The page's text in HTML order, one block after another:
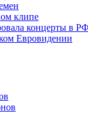
клипе
концерты в РФ
Евровидении